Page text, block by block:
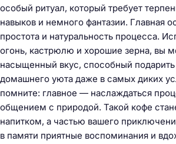
особый ритуал, который требует
навыков и немного фантазии. Главная
простота и натуральность процесса.
огонь, кастрюлю и хорошие зерна, вы
насыщенный вкус, способный
домашнего уюта даже в самых диких
помните: главное — наслаждаться
общением с природой. Такой кофе
напитком, а частью вашего
в памяти приятные воспоминания и